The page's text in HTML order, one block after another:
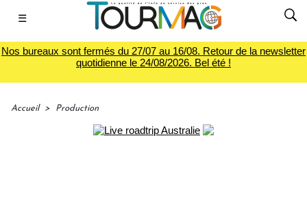
☰
Nos bureaux sont fermés du 27/07 au 16/08. Retour de la newsletter
quotidienne le 24/08/2026. Bel été !
Accueil > Production